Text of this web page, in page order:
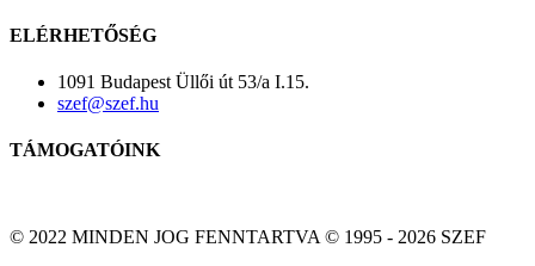
ELÉRHETŐSÉG
1091 Budapest Üllői út 53/a I.15.
szef@szef.hu
TÁMOGATÓINK
© 2022 MINDEN JOG FENNTARTVA © 1995 - 2026 SZEF